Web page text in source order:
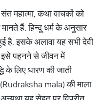
महात्मा, कथा वाचकों को
हैं. हिन्दू धर्म के अनुसार
है. इसके अलावा यह सभी देवी
इसे पहनने से जीवन में
के लिए धारण की जाती
(Rudraksha mala) की माला